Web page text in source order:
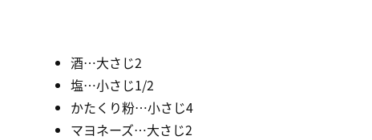
酒…大さじ2
塩…小さじ1/2
かたくり粉…小さじ4
マヨネーズ…大さじ2